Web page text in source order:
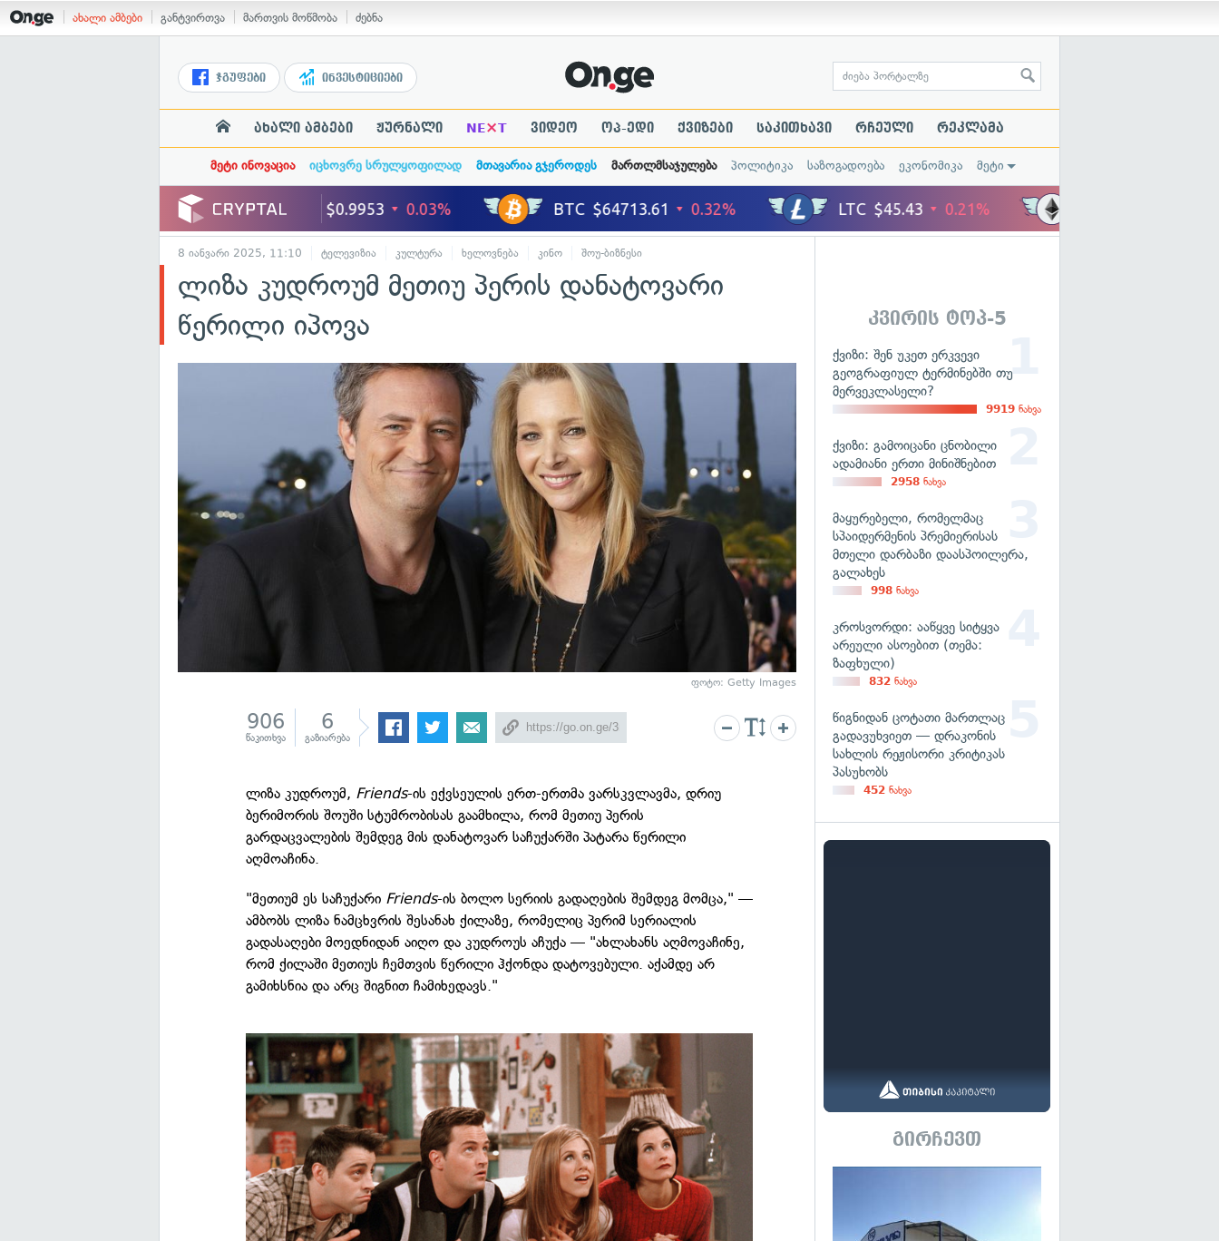
ახალი ამბები განტვირთვა მართვის მოწმობა ძებნა
ჯგუფები ინვესტიციები
ახალი ამბები ჟურნალი NE×T ვიდეო ოპ-ედი ქვიზები საკითხავი რჩეული რეკლამა
მეტი ინოვაცია იცხოვრე სრულყოფილად მთავარია გჯეროდეს მართლმსაჯულება პოლიტიკა საზოგადოება ეკონომიკა მეტი
8 იანვარი 2025, 11:10 ტელევიზია კულტურა ხელოვნება კინო შოუ-ბიზნესი
ლიზა კუდროუმ მეთიუ პერის დანატოვარი
წერილი იპოვა
ფოტო: Getty Images
906
წაკითხვა
6
გაზიარება
ლიზა კუდროუმ, Friends-ის ექვსეულის ერთ-ერთმა ვარსკვლავმა, დრიუ
ბერიმორის შოუში სტუმრობისას გაამხილა, რომ მეთიუ პერის
გარდაცვალების შემდეგ მის დანატოვარ საჩუქარში პატარა წერილი
აღმოაჩინა.
"მეთიუმ ეს საჩუქარი Friends-ის ბოლო სერიის გადაღების შემდეგ მომცა," —
ამბობს ლიზა ნამცხვრის შესანახ ქილაზე, რომელიც პერიმ სერიალის
გადასაღები მოედნიდან აიღო და კუდროუს აჩუქა — "ახლახანს აღმოვაჩინე,
რომ ქილაში მეთიუს ჩემთვის წერილი ჰქონდა დატოვებული. აქამდე არ
გამიხსნია და არც შიგნით ჩამიხედავს."
კვირის ტოპ-5
ქვიზი: შენ უკეთ ერკვევი
გეოგრაფიულ ტერმინებში თუ
მერვეკლასელი?
9919 ნახვა
ქვიზი: გამოიცანი ცნობილი
ადამიანი ერთი მინიშნებით
2958 ნახვა
მაყურებელი, რომელმაც
სპაიდერმენის პრემიერისას
მთელი დარბაზი დაასპოილერა,
გალახეს
998 ნახვა
კროსვორდი: ააწყვე სიტყვა
არეული ასოებით (თემა:
ზაფხული)
832 ნახვა
წიგნიდან ცოტათი მართლაც
გადავუხვიეთ — დრაკონის
სახლის რეჟისორი კრიტიკას
პასუხობს
452 ნახვა
გირჩევთ